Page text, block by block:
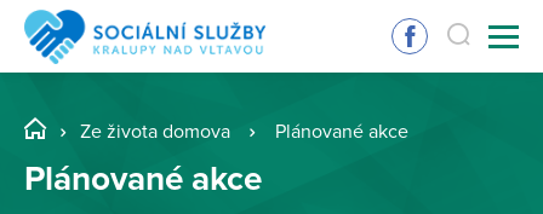
Ze života domova Plánované akce
Plánované akce